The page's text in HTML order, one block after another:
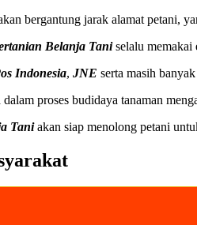
bergantung jarak alamat petani,
Belanja Taniselalu memakai
Indonesia, JNE serta masih
proses budidaya tanaman
Taniakan siap menolong petani